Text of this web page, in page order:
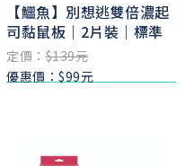
【鱷魚】別想逃雙倍濃起
司黏鼠板｜2片裝｜標準
定價：$139元
優惠價：$99元